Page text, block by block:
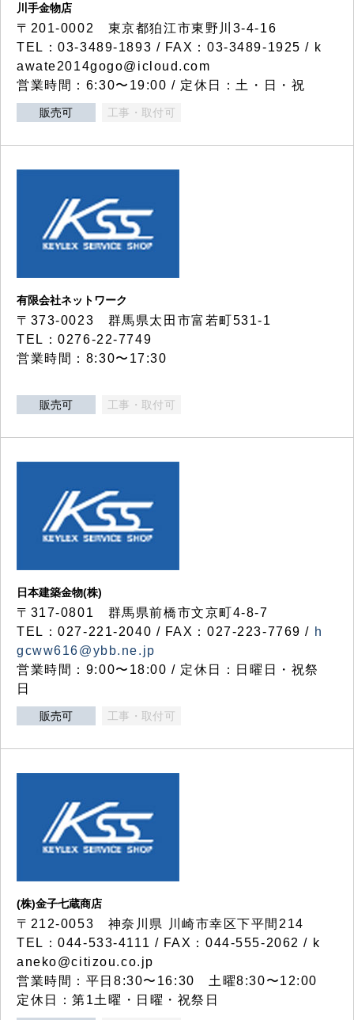
川手金物店
〒201-0002 東京都狛江市東野川3-4-16
TEL：03-3489-1893 / FAX：03-3489-1925 / k
awate2014gogo@icloud.com
営業時間：6:30〜19:00 / 定休日：土・日・祝
販売可 工事・取付可
有限会社ネットワーク
〒373-0023 群馬県太田市富若町531-1
TEL：0276-22-7749
営業時間：8:30〜17:30
販売可 工事・取付可
日本建築金物(株)
〒317‐0801 群馬県前橋市文京町4-8-7
TEL：027-221-2040 / FAX：027-223-7769 / h
gcww616@ybb.ne.jp
営業時間：9:00〜18:00 / 定休日：日曜日・祝祭
日
販売可 工事・取付可
(株)金子七蔵商店
〒212-0053 神奈川県 川崎市幸区下平間214
TEL：044-533-4111 / FAX：044-555-2062 / k
aneko@citizou.co.jp
営業時間：平日8:30〜16:30 土曜8:30〜12:00
定休日：第1土曜・日曜・祝祭日